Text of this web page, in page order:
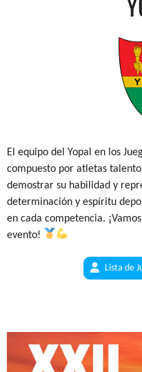
El equipo del Yopal en los
compuesto por atletas
demostrar su habilidad y
determinación y espíritu
en cada competencia.
evento!
Lista de